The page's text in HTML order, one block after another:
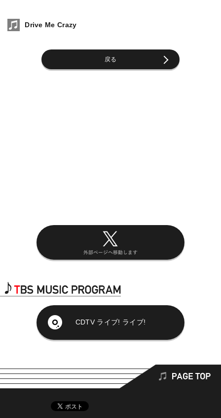
Drive Me Crazy
戻る
CDTV ライブ! ライブ!